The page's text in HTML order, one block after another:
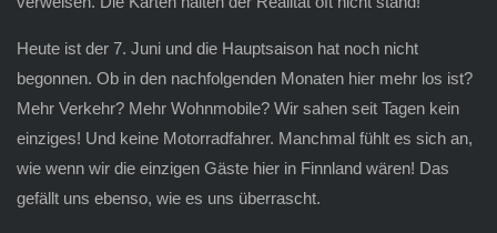
Heute ist der 7. Juni und die Hauptsaison hat noch nicht
begonnen. Ob in den nachfolgenden Monaten hier mehr los ist?
Mehr Verkehr? Mehr Wohnmobile? Wir sahen seit Tagen kein
einziges! Und keine Motorradfahrer. Manchmal fühlt es sich an,
wie wenn wir die einzigen Gäste hier in Finnland wären! Das
gefällt uns ebenso, wie es uns überrascht.